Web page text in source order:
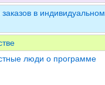
в индивидуальном
люди о программе